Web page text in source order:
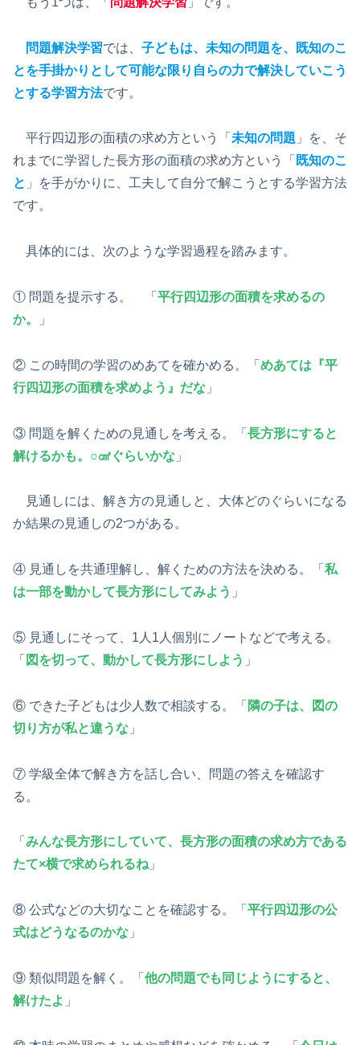
問題解決学習では、 子どもは、未知の問題を、既知のこ
とを手掛かりとして可能な限り自らの力で解決していこう
とする学習方法です。
平行四辺形の面積の求め方という「 未知の問題 」を、そ
れまでに学習した長方形の面積の求め方という「 既知のこ
と 」を手がかりに、工夫して自分で解こうとする学習方法
です。
具体的には、次のような学習過程を踏みます。
① 問題を提示する。 「 平行四辺形の面積を求めるの
か。
」
② この時間の学習のめあてを確かめる。「 めあては『平
行四辺形の面積を求めよう』だな 」
③ 問題を解くための見通しを考える。「 長方形にすると
解けるかも。○㎠ぐらいかな 」
見通しには、解き方の見通しと、大体どのぐらいになる
か結果の見通しの2つがある。
④ 見通しを共通理解し、解くための方法を決める。「 私
は一部を動かして長方形にしてみよう 」
⑤ 見通しにそって、1人1人個別にノートなどで考える。
「 図を切って、動かして長方形に しよう 」
⑥ できた子どもは少人数で相談する。「 隣の子は、図の
切り方が私と違うな 」
⑦ 学級全体で解き方を話し合い、問題の答えを確認す
る。
「 みんな長方形にしていて、長方形の面積の求め方である
たて×横で求められるね」
⑧ 公式などの大切なことを確認する。「 平行四辺形の公
式はどうなるのかな 」
⑨ 類似問題を解く。「 他の問題でも同じようにすると、
解けたよ 」